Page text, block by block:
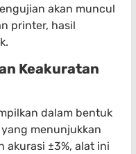
akan muncul
printer, hasil
Keakuratan
dalam bentuk
menunjukkan
akurasi ±3%, alat ini